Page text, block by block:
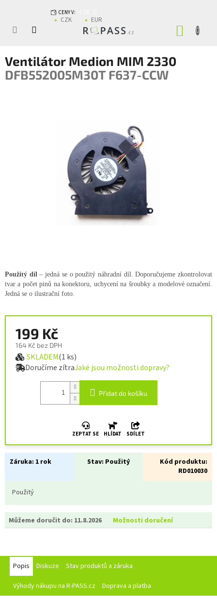
CENY V:
CZK EUR
Ventilátor Medion MIM 2330
DFB552005M30T F637-CCW
199 Kč
164 Kč bez DPH
Měrná cena:
SKLADEM(1 ks)
Doručíme zítraJaké jsou možnosti dopravy?
Přidat do košíku
ZEPTAT SE HLÍDAT SDÍLET
Záruka: 1 rok Stav: Použitý
Kód produktu:
RD010030
Použitý
Můžeme doručit do: 11.8.2026 Možnosti doručení
Použitý díl– jedná se o použitý náhradní díl. Doporučujeme zkontrolovat
tvar a počet pinů na konektoru, uchycení na šroubky a modelové označení.
Jedná se o ilustrační foto.
Popis Diskuze Stav produktů a záruka
Výhody nákupu na R-PASS.cz Doprava a platba